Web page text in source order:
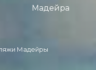
Мадейра
Мадейры